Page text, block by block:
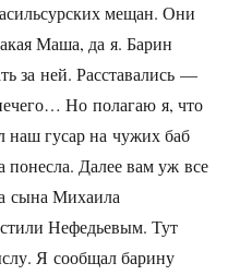
мещан. Они
Маша, да я. Барин
за ней. Расставались —
Но полагаю я, что
наш гусар на чужих баб
понесла. Далее вам уж все
сына Михаила
Нефедьевым. Тут
Я сообщал барину